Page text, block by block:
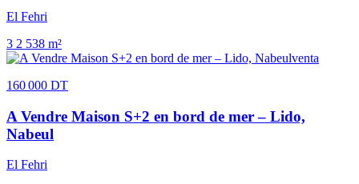
El Fehri
3 2 538 m²
venta
160 000 DT
A Vendre Maison S+2 en bord de mer – Lido,
Nabeul
El Fehri